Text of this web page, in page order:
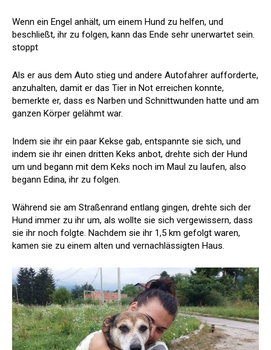
Wenn ein Engel anhält, um einem Hund zu helfen, und
beschließt, ihr zu folgen, kann das Ende sehr unerwartet sein.
stoppt
Als er aus dem Auto stieg und andere Autofahrer aufforderte,
anzuhalten, damit er das Tier in Not erreichen konnte,
bemerkte er, dass es Narben und Schnittwunden hatte und am
ganzen Körper gelähmt war.
Indem sie ihr ein paar Kekse gab, entspannte sie sich, und
indem sie ihr einen dritten Keks anbot, drehte sich der Hund
um und begann mit dem Keks noch im Maul zu laufen, also
begann Edina, ihr zu folgen.
Während sie am Straßenrand entlang gingen, drehte sich der
Hund immer zu ihr um, als wollte sie sich vergewissern, dass
sie ihr noch folgte. Nachdem sie ihr 1,5 km gefolgt waren,
kamen sie zu einem alten und vernachlässigten Haus.